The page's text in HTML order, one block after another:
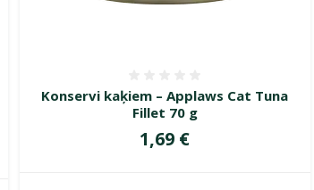
Konservi kaķiem – Applaws Cat Tuna
Fillet 70 g
Cena
1,69 €